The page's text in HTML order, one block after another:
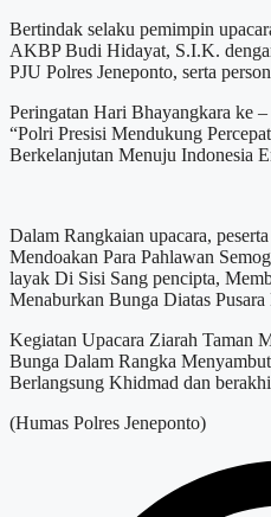
Bertindak selaku pemimpin
AKBP Budi Hidayat, S.I.K.
PJU Polres Jeneponto, serta
Peringatan Hari Bhayangkara ke
“Polri Presisi Mendukung
Berkelanjutan Menuju Indonesia
Dalam Rangkaian upacara,
Mendoakan Para Pahlawan
layak Di Sisi Sang pencipta,
Menaburkan Bunga Diatas Pusara
Kegiatan Upacara Ziarah Taman
Bunga Dalam Rangka
Berlangsung Khidmad dan
(Humas Polres Jeneponto)